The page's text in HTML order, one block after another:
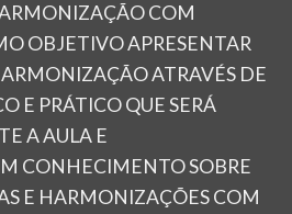
COM
OBJETIVO APRESENTAR
ATRAVÉS DE
E PRÁTICO QUE SERÁ
A AULA E
CONHECIMENTO SOBRE
E HARMONIZAÇÕES COM